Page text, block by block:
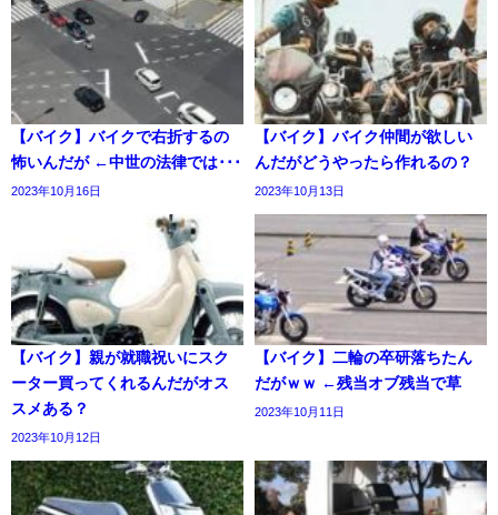
【バイク】バイクで右折するの
怖いんだが ←中世の法律では･･･
2023年10月16日
【バイク】バイク仲間が欲しい
んだがどうやったら作れるの？
2023年10月13日
【バイク】親が就職祝いにスク
ーター買ってくれるんだがオス
スメある？
2023年10月12日
【バイク】二輪の卒研落ちたん
だがｗｗ ←残当オブ残当で草
2023年10月11日